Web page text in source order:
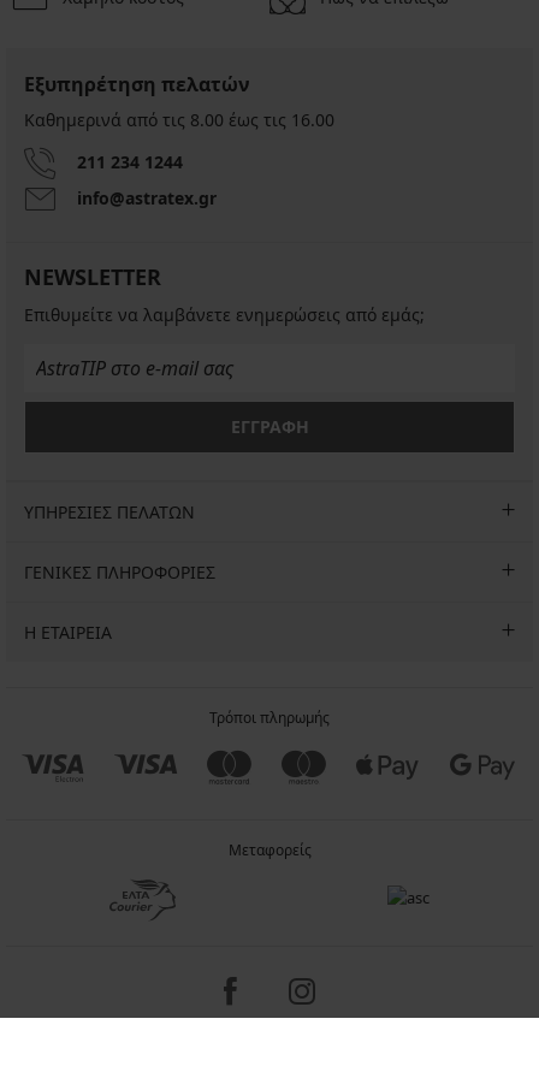
Εξυπηρέτηση πελατών
Καθημερινά από τις 8.00 έως τις 16.00
211 234 1244
info@astratex.gr
NEWSLETTER
Επιθυμείτε να λαμβάνετε ενημερώσεις από εμάς;
ΕΓΓΡΑΦΗ
ΥΠΗΡΕΣΙΕΣ ΠΕΛΑΤΩΝ
ΓΕΝΙΚΕΣ ΠΛΗΡΟΦΟΡΙΕΣ
Η ΕΤΑΙΡΕΙΑ
Τρόποι πληρωμής
Μεταφορείς